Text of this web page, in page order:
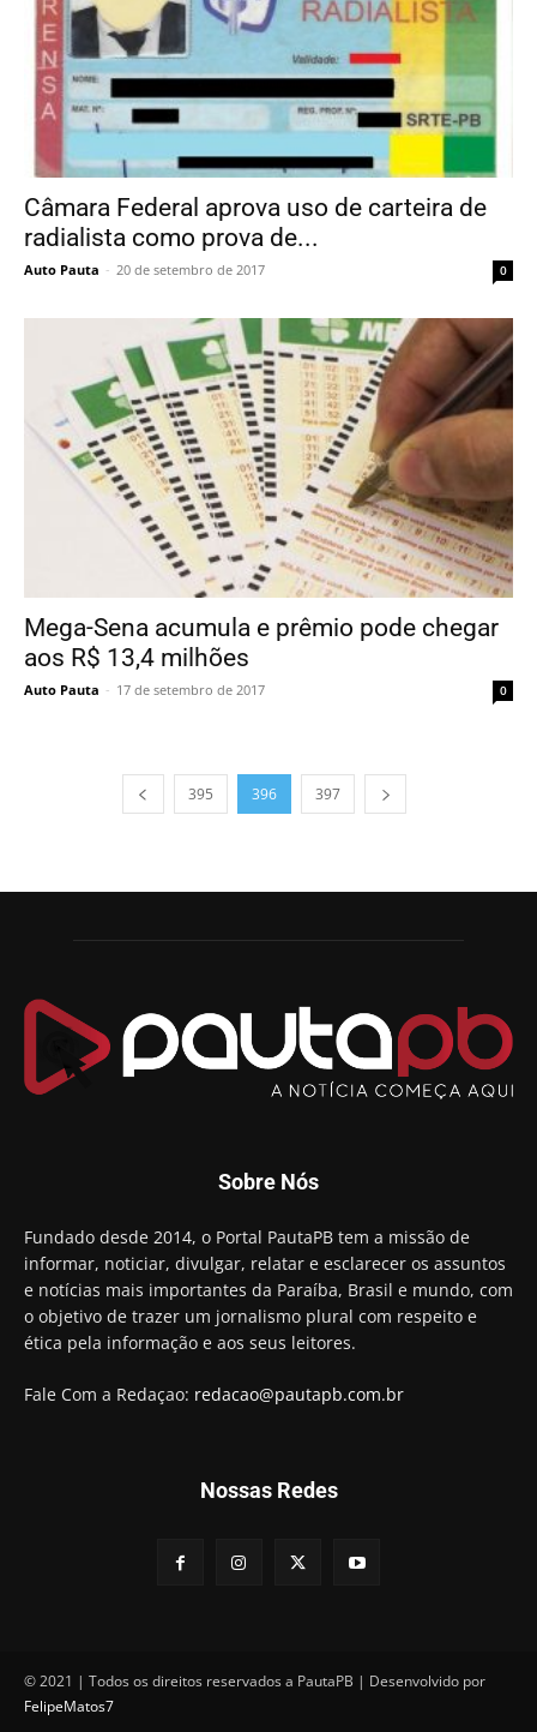
Câmara Federal aprova uso de carteira de
radialista como prova de...
Auto Pauta - 20 de setembro de 2017 0
Mega-Sena acumula e prêmio pode chegar
aos R$ 13,4 milhões
Auto Pauta - 17 de setembro de 2017 0
395 396 397
Sobre Nós
Fundado desde 2014, o Portal PautaPB tem a missão de
informar, noticiar, divulgar, relatar e esclarecer os assuntos
e notícias mais importantes da Paraíba, Brasil e mundo, com
o objetivo de trazer um jornalismo plural com respeito e
ética pela informação e aos seus leitores.
Fale Com a Redaçao: redacao@pautapb.com.br
Nossas Redes
© 2021 | Todos os direitos reservados a PautaPB | Desenvolvido por
FelipeMatos7